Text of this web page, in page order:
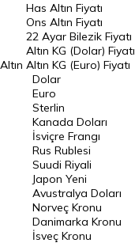
Döviz Kuru
Dolar Kuru
Euro Kuru
Pound Kuru
Frank Kuru
Riyal Kuru
Avustralya Doları
Danimarka Kronu Kuru
Kanada Doları Kuru
Altın
Has Altın Fiyatı
Ons Altın Fiyatı
22 Ayar Bilezik Fiyatı
Altın KG (Dolar) Fiyatı
Altın KG (Euro) Fiyatı
Dolar
Euro
Sterlin
Kanada Doları
İsviçre Frangı
Rus Rublesi
Suudi Riyali
Japon Yeni
Avustralya Doları
Norveç Kronu
Danimarka Kronu
İsveç Kronu